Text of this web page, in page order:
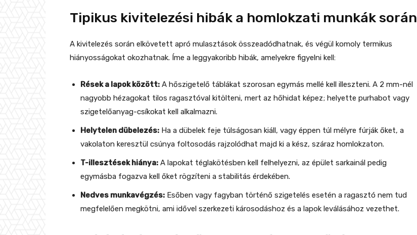
Tipikus kivitelezési hibák a homlokzati munkák során
A kivitelezés során elkövetett apró mulasztások összeadódhatnak, és végül komoly termikus
hiányosságokat okozhatnak. Íme a leggyakoribb hibák, amelyekre figyelni kell:
Rések a lapok között: A hőszigetelő táblákat szorosan egymás mellé kell illeszteni. A 2 mm-nél
nagyobb hézagokat tilos ragasztóval kitölteni, mert az hőhidat képez; helyette purhabot vagy
szigetelőanyag-csíkokat kell alkalmazni.
Helytelen dübelezés: Ha a dübelek feje túlságosan kiáll, vagy éppen túl mélyre fúrják őket, a
vakolaton keresztül csúnya foltosodás rajzolódhat majd ki a kész, száraz homlokzaton.
T-illesztések hiánya: A lapokat téglakötésben kell felhelyezni, az épület sarkainál pedig
egymásba fogazva kell őket rögzíteni a stabilitás érdekében.
Nedves munkavégzés: Esőben vagy fagyban történő szigetelés esetén a ragasztó nem tud
megfelelően megkötni, ami idővel szerkezeti károsodáshoz és a lapok leválásához vezethet.